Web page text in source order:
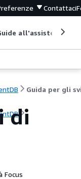
Contattaci
all'assistenza
di
Focus